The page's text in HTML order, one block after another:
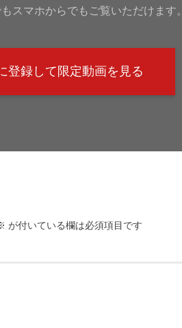
スマホからでもご覧いただけます。
登録して限定動画を見る
が付いている欄は必須項目です